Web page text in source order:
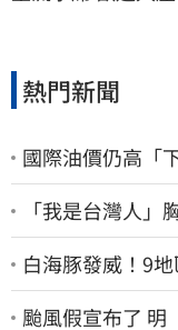
熱門新聞
國際油價仍高「
「我是台灣人
白海豚發威！9
颱風假宣布了 明